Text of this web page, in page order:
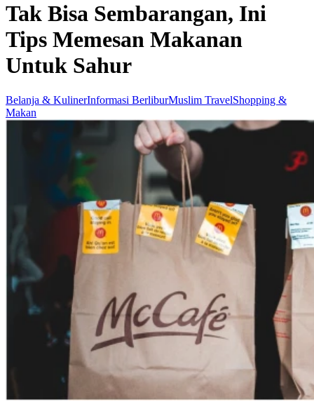
Tak Bisa Sembarangan, Ini
Tips Memesan Makanan
Untuk Sahur
Belanja & KulinerInformasi BerliburMuslim TravelShopping &
Makan